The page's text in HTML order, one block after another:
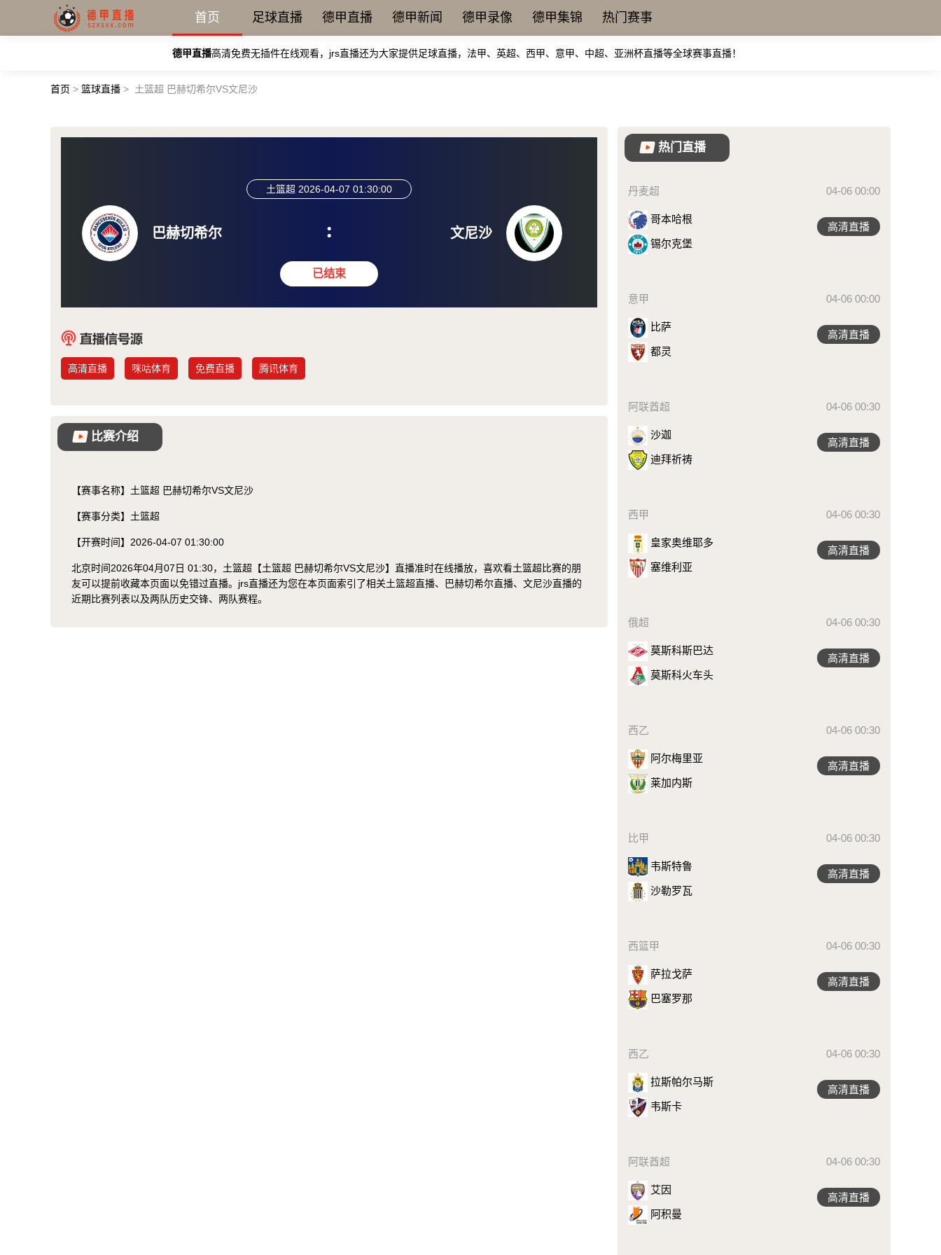
首页 足球直播 德甲直播 德甲新闻 德甲录像 德甲集锦 热门赛事
德甲直播高清免费无插件在线观看，jrs直播还为大家提供足球直播，法甲、英超、西甲、意甲、中超、亚洲杯直播等全球赛事直播！
首页 > 篮球直播 > 土篮超 巴赫切希尔VS文尼沙
巴赫切希尔
土篮超 2026-04-07 01:30:00
:
已结束
文尼沙
高清直播 咪咕体育 免费直播 腾讯体育
比赛介绍
【赛事名称】 土篮超 巴赫切希尔VS文尼沙
【赛事分类】 土篮超
【开赛时间】 2026-04-07 01:30:00
北京时间2026年04月07日 01:30，土篮超【土篮超 巴赫切希尔VS文尼沙】直播准时在线播放，喜欢看土篮超比赛的朋
友可以提前收藏本页面以免错过直播。jrs直播还为您在本页面索引了相关土篮超直播、巴赫切希尔直播、文尼沙直播的
近期比赛列表以及两队历史交锋、两队赛程。
热门直播
丹麦超 04-06 00:00
哥本哈根
锡尔克堡
高清直播
意甲 04-06 00:00
比萨
都灵
高清直播
阿联酋超 04-06 00:30
沙迦
迪拜祈祷
高清直播
西甲 04-06 00:30
皇家奥维耶多
塞维利亚
高清直播
俄超 04-06 00:30
莫斯科斯巴达
莫斯科火车头
高清直播
西乙 04-06 00:30
阿尔梅里亚
莱加内斯
高清直播
比甲 04-06 00:30
韦斯特鲁
沙勒罗瓦
高清直播
西篮甲 04-06 00:30
萨拉戈萨
巴塞罗那
高清直播
西乙 04-06 00:30
拉斯帕尔马斯
韦斯卡
高清直播
阿联酋超 04-06 00:30
艾因
阿积曼
高清直播